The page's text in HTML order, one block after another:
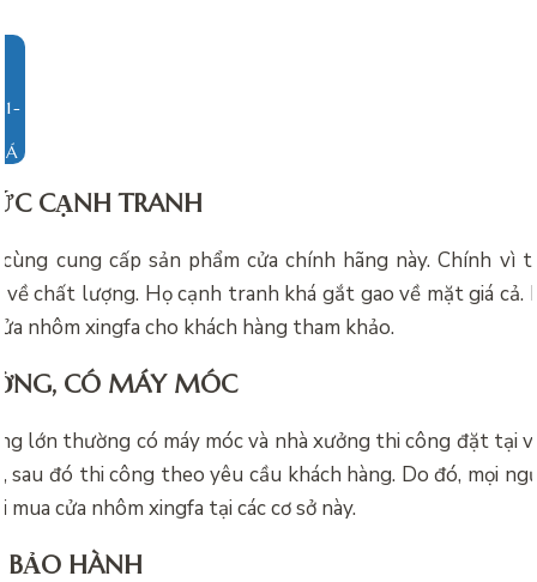
CẠNH TRANH
cung cấp sản phẩm cửa chính hãng này. Chính vì
chất lượng. Họ cạnh tranh khá gắt gao về mặt giá cả.
nhôm xingfa cho khách hàng tham khảo.
CÓ MÁY MÓC
lớn thường có máy móc và nhà xưởng thi công đặt tại
sau đó thi công theo yêu cầu khách hàng. Do đó, mọi
cửa nhôm xingfa tại các cơ sở này.
BẢO HÀNH